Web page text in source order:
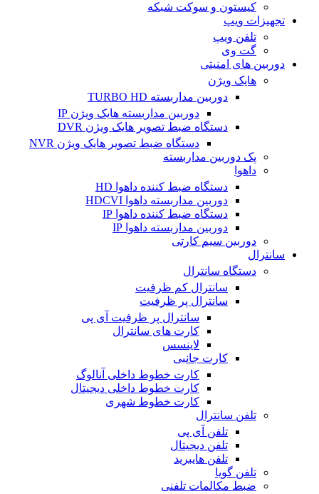
کیستون و سوکت شبکه
تجهیزات ویپ
تلفن ویپ
گت وی
دوربین های امنیتی
هایک ویژن
دوربین مداربسته TURBO HD
دوربین مداربسته هایک ویژن IP
دستگاه ضبط تصویر هایک ویژن DVR
دستگاه ضبط تصویر هایک ویژن NVR
پک دوربین مداربسته
داهوا
دستگاه ضبط کننده داهوا HD
دوربین مداربسته داهوا HDCVI
دستگاه ضبط کننده داهوا IP
دوربین مداربسته داهوا IP
دوربین سیم کارتی
سانترال
دستگاه سانترال
سانترال کم ظرفیت
سانترال پر ظرفیت
سانترال پر ظرفیت آی پی
کارت های سانترال
لاینسس
کارت جانبی
کارت خطوط داخلی آنالوگ
کارت خطوط داخلی دیجیتال
کارت خطوط شهری
تلفن سانترال
تلفن آی پی
تلفن دیجیتال
تلفن هایبرید
تلفن گویا
ضبط مکالمات تلفنی